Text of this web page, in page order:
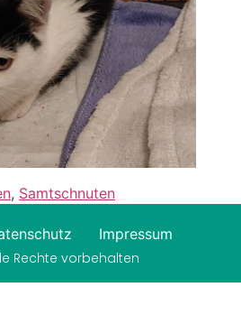
, Samtschnuten
Impressum
Rechte vorbehalten